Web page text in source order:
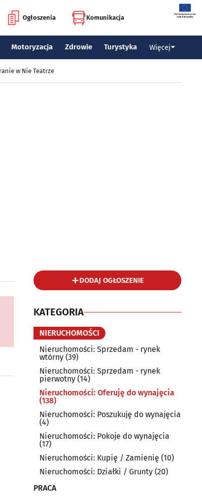
Ogłoszenia Komunikacja
Motoryzacja Zdrowie Turystyka Więcej
w Nie Teatrze
DODAJ OGŁOSZENIE
KATEGORIA
NIERUCHOMOŚCI
Nieruchomości: Sprzedam - rynek
wtórny (39)
Nieruchomości: Sprzedam - rynek
pierwotny (14)
Nieruchomości: Oferuję do wynajęcia
(138)
Nieruchomości: Poszukuję do wynajęcia
(4)
Nieruchomości: Pokoje do wynajęcia
(17)
Nieruchomości: Kupię / Zamienię (10)
Nieruchomości: Działki / Grunty (20)
PRACA